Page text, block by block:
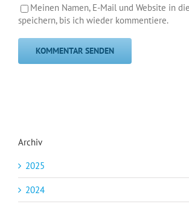
Meinen Namen, E-Mail und Website in
speichern, bis ich wieder kommentiere.
Archiv
2025
2024